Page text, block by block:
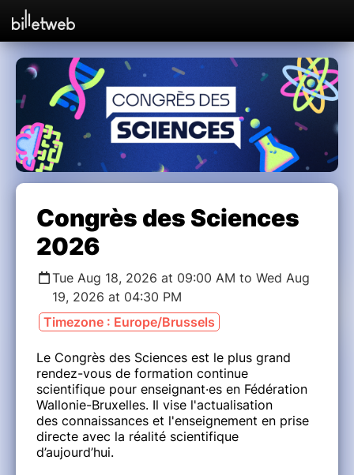
Congrès des Sciences
2026
Tue Aug 18, 2026 at 09:00 AM to Wed Aug
19, 2026 at 04:30 PM
Timezone : Europe/Brussels
Le Congrès des Sciences est le plus grand
rendez-vous de formation continue
scientifique pour enseignant·es en Fédération
Wallonie-Bruxelles. Il vise l'actualisation
des connaissances et l'enseignement en prise
directe avec la réalité scientifique
d’aujourd’hui.